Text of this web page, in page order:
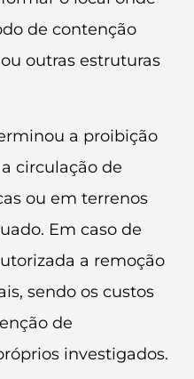
de contenção
outras estruturas
a proibição
circulação de
ou em terrenos
Em caso de
a remoção
sendo os custos
de
investigados.